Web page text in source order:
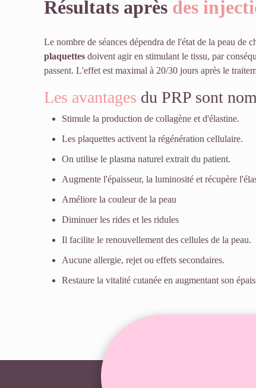
Résultats après des
Le nombre de séances dépendra de l'état de la peau de
plaquettes doivent agir en stimulant le tissu, par
passent. L'effet est maximal à 20/30 jours après le
Les avantages du PRP sont
Stimule la production de collagène et d'élastine.
Les plaquettes activent la régénération cellulaire.
On utilise le plasma naturel extrait du patient.
Augmente l'épaisseur, la luminosité et récupère
Améliore la couleur de la peau
Diminuer les rides et les ridules
Il facilite le renouvellement des cellules de la peau.
Aucune allergie, rejet ou effets secondaires.
Restaure la vitalité cutanée en augmentant son